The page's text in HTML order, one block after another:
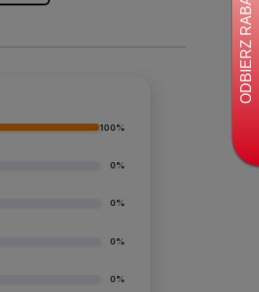
100%
0%
0%
0%
0%